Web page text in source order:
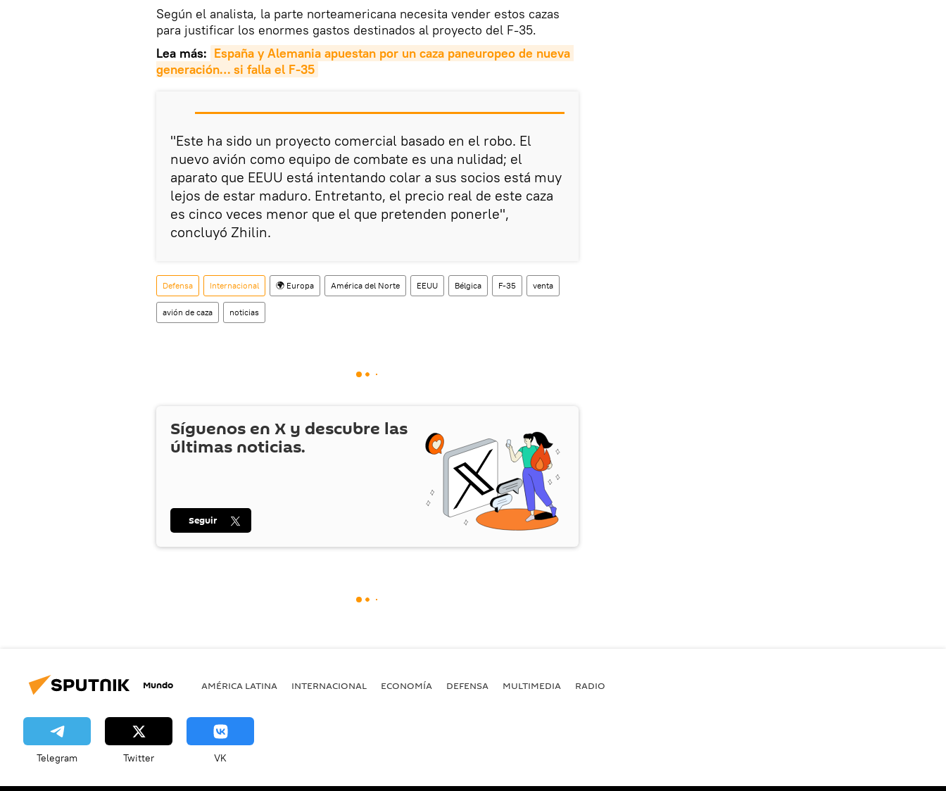
Según el analista, la parte norteamericana necesita vender estos cazas
para justificar los enormes gastos destinados al proyecto del F-35.
Lea más: España y Alemania apuestan por un caza paneuropeo de nueva
generación… si falla el F-35
"Este ha sido un proyecto comercial basado en el robo. El
nuevo avión como equipo de combate es una nulidad; el
aparato que EEUU está intentando colar a sus socios está muy
lejos de estar maduro. Entretanto, el precio real de este caza
es cinco veces menor que el que pretenden ponerle",
concluyó Zhilin.
Defensa Internacional 🌍 Europa América del Norte EEUU Bélgica F-35 venta
avión de caza noticias
Síguenos en X y descubre las
últimas noticias.
Seguir
Mundo AMÉRICA LATINA INTERNACIONAL ECONOMÍA DEFENSA MULTIMEDIA RADIO
Telegram Twitter VK